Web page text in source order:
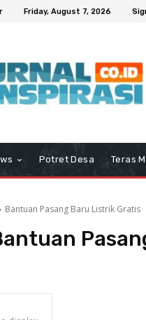
Friday, August 7, 2026
Potret Desa Teras
Bantuan Pasang Baru Listrik Gratis